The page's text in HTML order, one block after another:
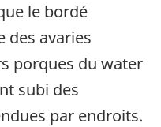
le bordé
des avaries
porques du water
subi des
par endroits.